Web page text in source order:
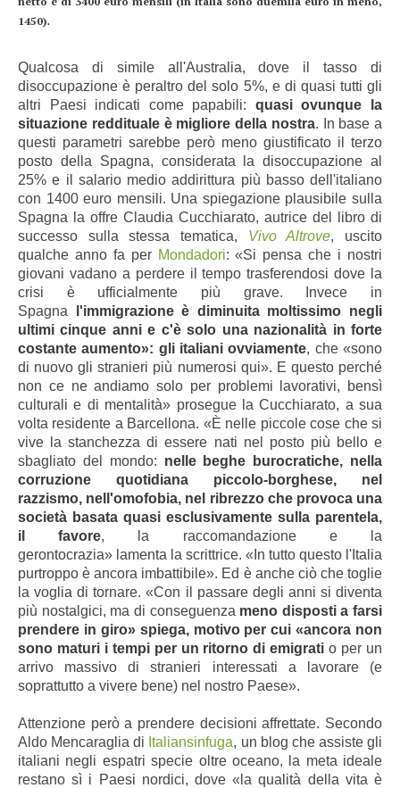
1450).
Qualcosa di simile all'Australia, dove il tasso di
disoccupazione è peraltro del solo 5%, e di quasi tutti gli
altri Paesi indicati come papabili: quasi ovunque la
situazione reddituale è migliore della nostra. In base a
questi parametri sarebbe però meno giustificato il terzo
posto della Spagna, considerata la disoccupazione al
25% e il salario medio addirittura più basso dell'italiano
con 1400 euro mensili. Una spiegazione plausibile sulla
Spagna la offre Claudia Cucchiarato, autrice del libro di
successo sulla stessa tematica, Vivo Altrove, uscito
qualche anno fa per Mondadori: «Si pensa che i nostri
giovani vadano a perdere il tempo trasferendosi dove la
crisi è ufficialmente più grave. Invece in
Spagna
l'immigrazione è diminuita moltissimo negli
ultimi cinque anni e c'è solo una nazionalità in forte
costante aumento»: gli italiani ovviamente, che «sono
di nuovo gli stranieri più numerosi qui». E questo perché
non ce ne andiamo solo per problemi lavorativi, bensì
culturali e di mentalità» prosegue la Cucchiarato, a sua
volta residente a Barcellona. «È nelle piccole cose che si
vive la stanchezza di essere nati nel posto più bello e
sbagliato del mondo: nelle beghe burocratiche, nella
corruzione quotidiana piccolo-borghese, nel
razzismo, nell'omofobia, nel ribrezzo che provoca una
società basata quasi esclusivamente sulla parentela,
il favore, la raccomandazione e la
gerontocrazia» lamenta la scrittrice. «In tutto questo l'Italia
purtroppo è ancora imbattibile». Ed è anche ciò che toglie
la voglia di tornare. «Con il passare degli anni si diventa
più nostalgici, ma di conseguenza meno disposti a farsi
prendere in giro» spiega, motivo per cui «ancora non
sono maturi i tempi per un ritorno di emigrati o per un
arrivo massivo di stranieri interessati a lavorare (e
soprattutto a vivere bene) nel nostro Paese».
Attenzione però a prendere decisioni affrettate. Secondo
Aldo Mencaraglia di Italiansinfuga, un blog che assiste gli
italiani negli espatri specie oltre oceano, la meta ideale
restano sì i Paesi nordici, dove «la qualità della vita è